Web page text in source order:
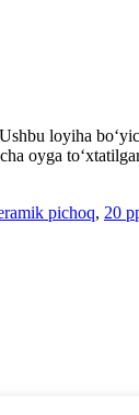
loyiha
oyga
pichoq, 20